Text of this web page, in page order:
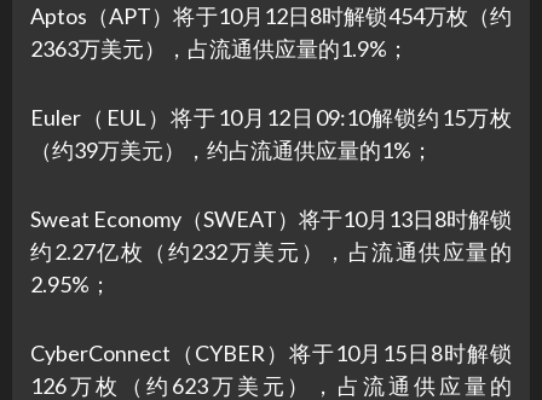
Aptos（APT）将于10月12日8时解锁454万枚（约
2363万美元），占流通供应量的1.9%；
Euler（EUL）将于10月12日09:10解锁约15万枚
（约39万美元），约占流通供应量的1%；
Sweat Economy（SWEAT）将于10月13日8时解锁
约2.27亿枚（约232万美元），占流通供应量的
2.95%；
CyberConnect（CYBER）将于10月15日8时解锁
126万枚（约623万美元），占流通供应量的